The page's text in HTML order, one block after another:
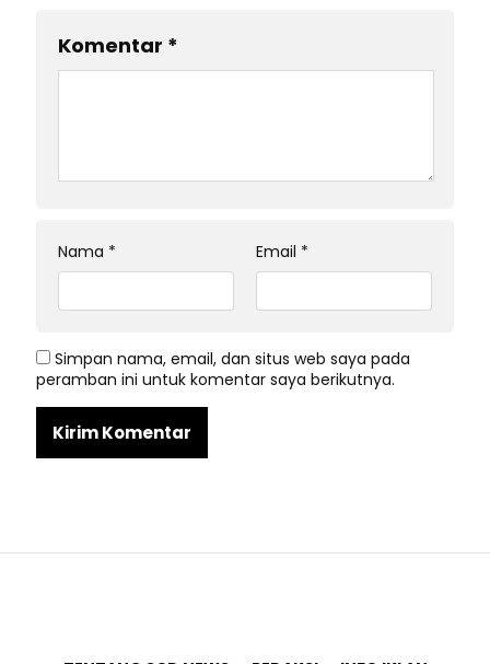
Komentar *
Nama * Email *
Simpan nama, email, dan situs web saya pada
peramban ini untuk komentar saya berikutnya.